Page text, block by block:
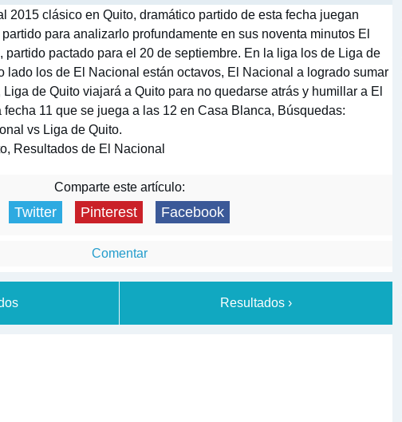
2015 clásico en Quito, dramático partido de esta fecha juegan
para analizarlo profundamente en sus noventa minutos El
partido pactado para el 20 de septiembre. En la liga los de Liga de
lado los de El Nacional están octavos, El Nacional a logrado sumar
de Quito viajará a Quito para no quedarse atrás y humillar a El
11 que se juega a las 12 en Casa Blanca, Búsquedas:
vs Liga de Quito.
Resultados de El Nacional
Comparte este artículo:
Twitter Pinterest Facebook
Comentar
Resultados ›